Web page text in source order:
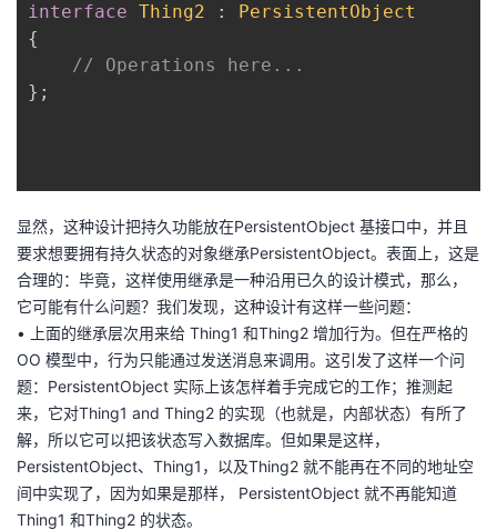
interface Thing2 : PersistentObject
{
// Operations here...
};
显然，这种设计把持久功能放在PersistentObject 基接口中，并且
要求想要拥有持久状态的对象继承PersistentObject。表面上，这是
合理的：毕竟，这样使用继承是一种沿用已久的设计模式，那么，
它可能有什么问题？我们发现，这种设计有这样一些问题：
• 上面的继承层次用来给 Thing1 和Thing2 增加行为。但在严格的
OO 模型中，行为只能通过发送消息来调用。这引发了这样一个问
题：PersistentObject 实际上该怎样着手完成它的工作；推测起
来，它对Thing1 and Thing2 的实现（也就是，内部状态）有所了
解，所以它可以把该状态写入数据库。但如果是这样，
PersistentObject、Thing1，以及Thing2 就不能再在不同的地址空
间中实现了，因为如果是那样， PersistentObject 就不再能知道
Thing1 和Thing2 的状态。